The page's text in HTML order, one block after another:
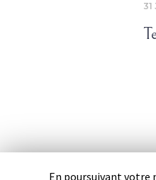
31
En poursuivant votre